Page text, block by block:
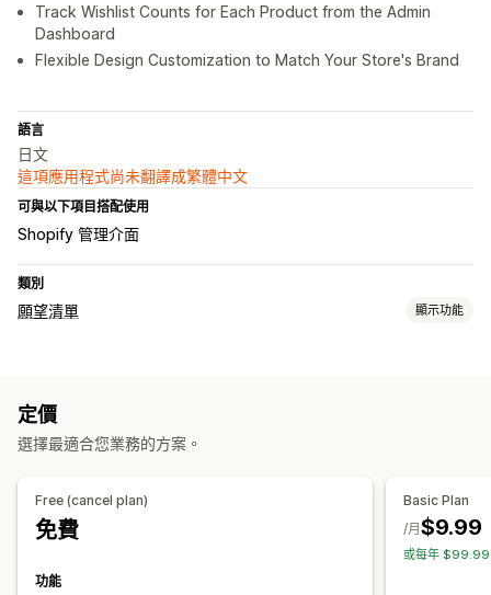
Track Wishlist Counts for Each Product from the Admin
Dashboard
Flexible Design Customization to Match Your Store's Brand
語言
日文
這項應用程式尚未翻譯成繁體中文
可與以下項目搭配使用
Shopify 管理介面
類別
願望清單 顯示功能
自訂
自訂版面配置
定價
選擇最適合您業務的方案。
Free (cancel plan)
免費
功能
Basic Plan
$9.99
/月
或每年 $99.99